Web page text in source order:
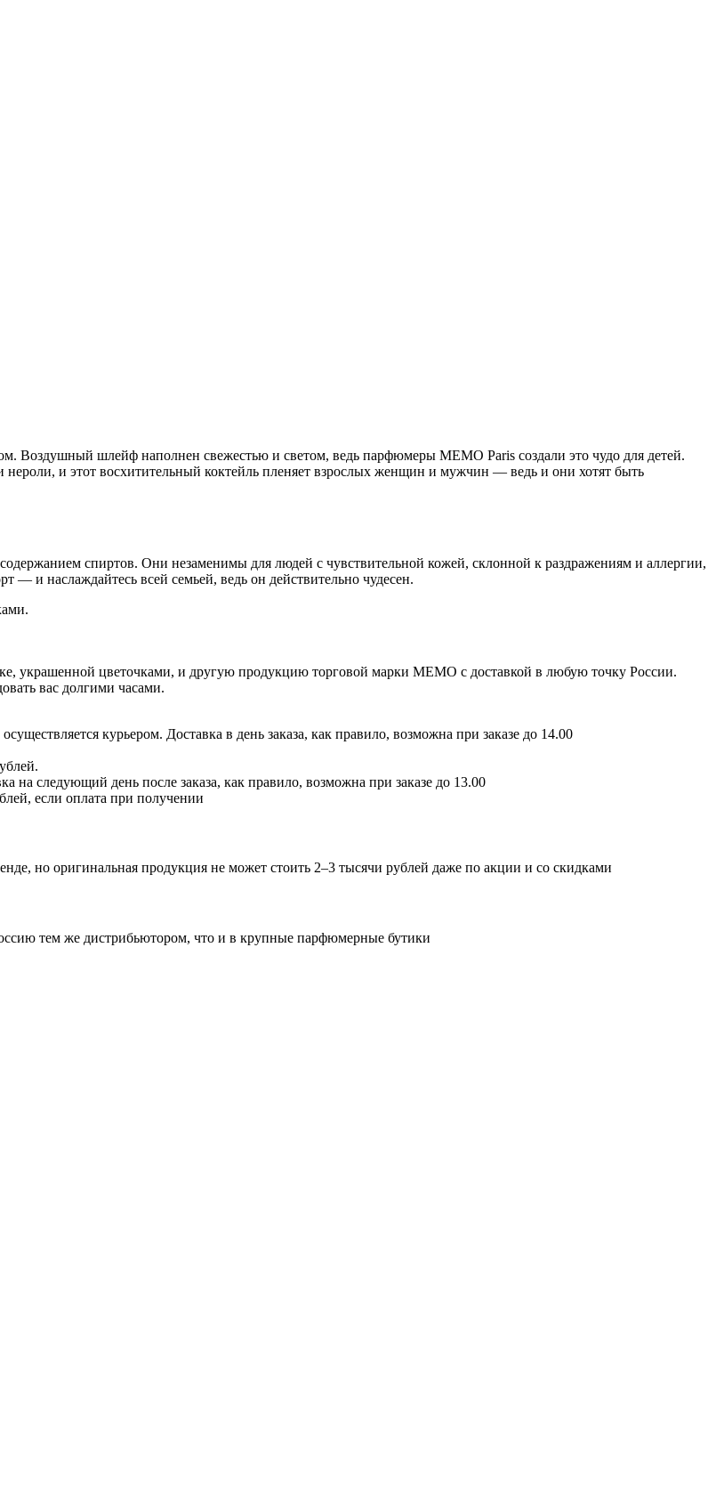
Воздушный шлейф наполнен свежестью и светом, ведь парфюмеры MEMO Paris создали это чудо для детей.
и этот восхитительный коктейль пленяет взрослых женщин и мужчин — ведь и они хотят быть
спиртов. Они незаменимы для людей с чувствительной кожей, склонной к раздражениям и аллергии,
и наслаждайтесь всей семьей, ведь он действительно чудесен.
украшенной цветочками, и другую продукцию торговой марки МЕМО с доставкой в любую точку России.
вас долгими часами.
курьером. Доставка в день заказа, как правило, возможна при заказе до 14.00
на следующий день после заказа, как правило, возможна при заказе до 13.00
если оплата при получении
но оригинальная продукция не может стоить 2–3 тысячи рублей даже по акции и со скидками
тем же дистрибьютором, что и в крупные парфюмерные бутики